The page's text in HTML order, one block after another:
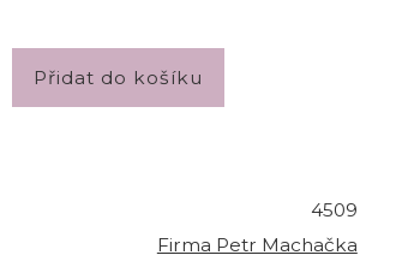
4509
Firma Petr Machačka